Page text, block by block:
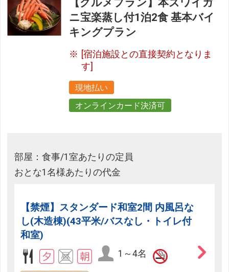
【グルメプラン】本ズワイガ
ニ宝楽蒸し付1泊2食 基本バイ
キングプラン
[宿泊施設との直接契約となりま
す]
現地払い
オンラインカード決済可
部屋：食事/1室あたりの定員
おとな1名様あたりの代金
【禁煙】スタンダード和室2間 内風呂な
し(木造棟)(43平米/バスなし・トイレ付
和室)
1～4名